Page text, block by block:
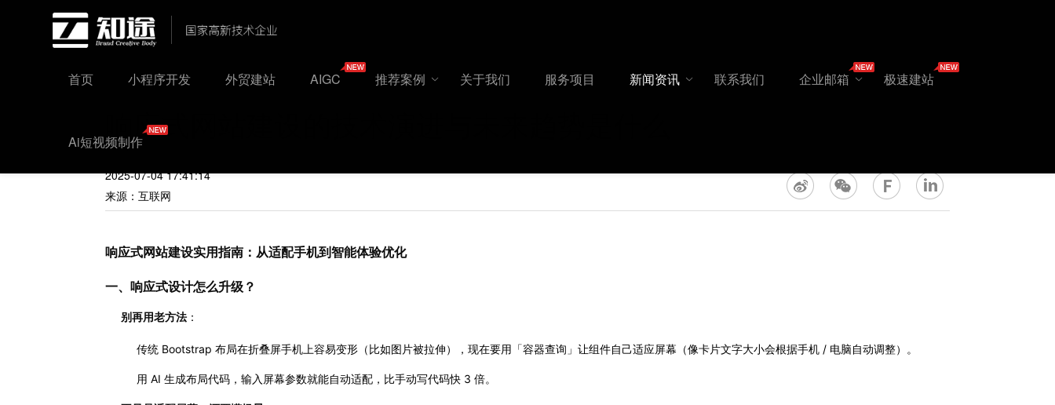
首页 小程序开发 外贸建站 AIGC 推荐案例 关于我们 服务项目 新闻资讯 联系我们 企业邮箱 极速建站
Ai短视频制作响应式网站建设的技术演进与未来趋势是什么
2025-07-04 17:41:14
来源：互联网
响应式网站建设实用指南：从适配手机到智能体验优化
一、响应式设计怎么升级？
别再用老方法 ：
传统 Bootstrap 布局在折叠屏手机上容易变形（比如图片被拉伸），现在要用「容器查询」让组件自己适应屏幕（像卡片文字大小会根据手机 / 电脑自动调整）。
用 AI 生成布局代码，输入屏幕参数就能自动适配，比手动写代码快 3 倍。